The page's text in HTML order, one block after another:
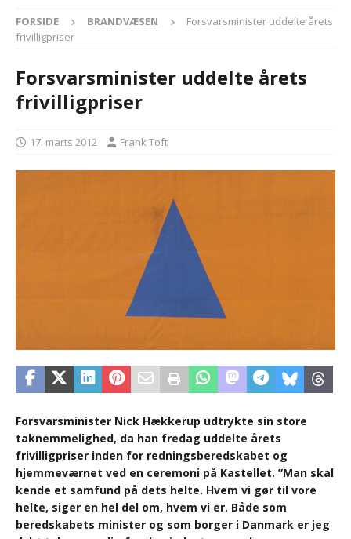
FORSIDE BRANDVÆSEN
Forsvarsminister uddelte årets
frivilligpriser
Forsvarsminister uddelte årets
frivilligpriser
17. marts 2012 Frank Toft
Forsvarsminister Nick Hækkerup udtrykte sin store
taknemmelighed, da han fredag uddelte årets
frivilligpriser inden for redningsberedskabet og
hjemmeværnet ved en ceremoni på Kastellet. ”Man skal
kende et samfund på dets helte. Hvem vi gør til vore
helte, siger en hel del om, hvem vi er. Både som
beredskabets minister og som borger i Danmark er jeg